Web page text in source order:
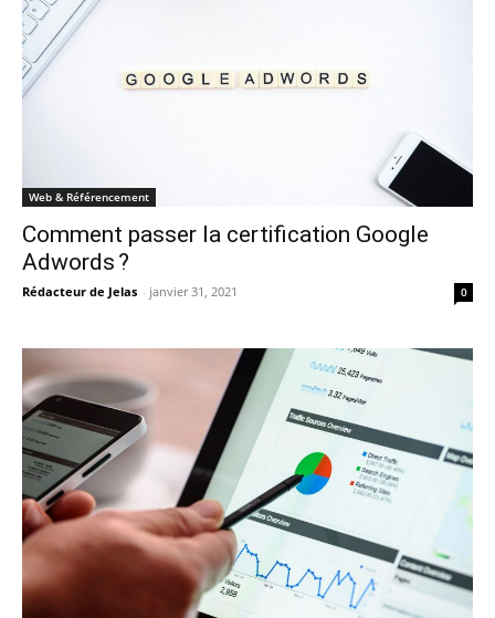
Web & Référencement
Comment passer la certification Google
Adwords ?
Rédacteur de Jelas - janvier 31, 2021 0